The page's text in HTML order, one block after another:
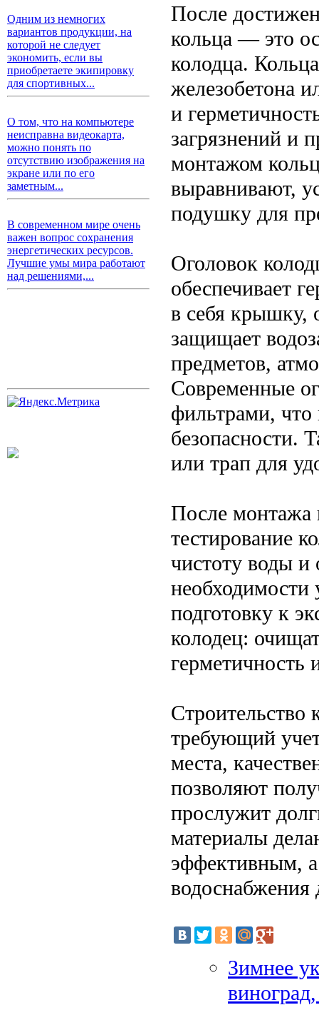
Одним из немногих
вариантов продукции, на
которой не следует
экономить, если вы
приобретаете экипировку
для спортивных...
О том, что на компьютере
неисправна видеокарта,
можно понять по
отсутствию изображения на
экране или по его
заметным...
В современном мире очень
важен вопрос сохранения
энергетических ресурсов.
Лучшие умы мира работают
над решениями,...
После
кольца — это
колодца.
железобетона
и
загрязнений и
монтажом
выравнивают,
подушку для
Оголовок
обеспечивает
в себя крышку,
защищает
предметов,
Современные
фильтрами, что
безопасности.
или трап для
После монтажа
тестирование
чистоту воды и
необходимости
подготовку к
колодец:
герметичность
Строительство
требующий
места,
позволяют
прослужит
материалы
эффективным, а
водоснабжения
Зимнее